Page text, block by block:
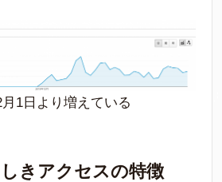
1日より増えている
きアクセスの特徴